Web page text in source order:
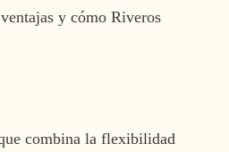
y cómo Riveros
combina la flexibilidad